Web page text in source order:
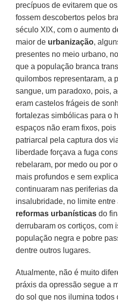
precípuos de evitarem que
fossem descobertos pelos
século XIX, com o aumento
maior de urbanização,
presentes no meio urbano,
que a população branca
quilombos representaram, a
sangue, um paradoxo, pois,
eram castelos frágeis de
fortalezas simbólicas para o
espaços não eram fixos,
patriarcal pela captura dos
liberdade forçava a fuga
rebelaram, por medo ou por
mais profundos e sem
continuaram nas periferias
insalubridade, no limite entre
reformas urbanísticas do
derrubaram os cortiços, com
população negra e pobre
dentre outros lugares.
Atualmente, não é muito
práxis da opressão segue a
do sol que nos ilumina todos